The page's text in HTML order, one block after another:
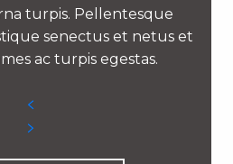
turpis. Pellentesque
senectus et netus et
ac turpis egestas.